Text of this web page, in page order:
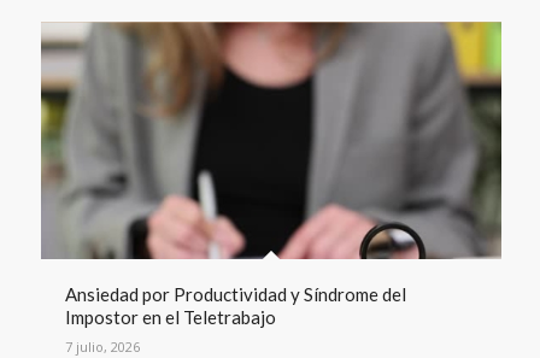
Ansiedad por Productividad y Síndrome del
Impostor en el Teletrabajo
7 julio, 2026